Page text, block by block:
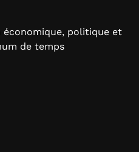
politique et
de temps